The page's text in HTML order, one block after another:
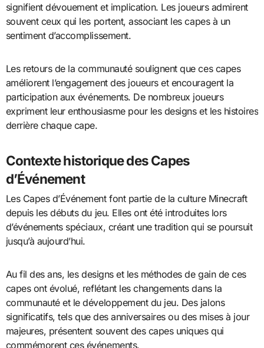
signifient dévouement et implication. Les joueurs admirent
souvent ceux qui les portent, associant les capes à un
sentiment d’accomplissement.
Les retours de la communauté soulignent que ces capes
améliorent l’engagement des joueurs et encouragent la
participation aux événements. De nombreux joueurs
expriment leur enthousiasme pour les designs et les histoires
derrière chaque cape.
Contexte historique des Capes
d’Événement
Les Capes d’Événement font partie de la culture Minecraft
depuis les débuts du jeu. Elles ont été introduites lors
d’événements spéciaux, créant une tradition qui se poursuit
jusqu’à aujourd’hui.
Au fil des ans, les designs et les méthodes de gain de ces
capes ont évolué, reflétant les changements dans la
communauté et le développement du jeu. Des jalons
significatifs, tels que des anniversaires ou des mises à jour
majeures, présentent souvent des capes uniques qui
commémorent ces événements.